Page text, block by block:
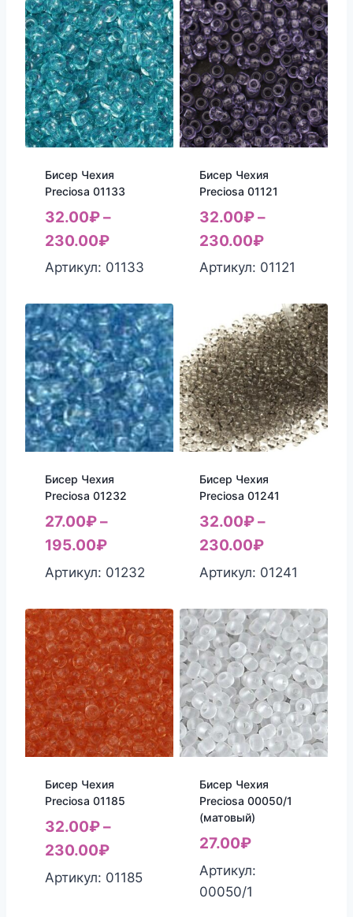
Бисер Чехия
Preciosa 01133
32.00₽–
230.00₽
Артикул: 01133
Бисер Чехия
Preciosa 01121
32.00₽–
230.00₽
Артикул: 01121
Бисер Чехия
Preciosa 01232
27.00₽–
195.00₽
Артикул: 01232
Бисер Чехия
Preciosa 01241
32.00₽–
230.00₽
Артикул: 01241
Бисер Чехия
Preciosa 01185
32.00₽–
230.00₽
Артикул: 01185
Бисер Чехия
Preciosa 00050/1
(матовый)
27.00₽
Артикул:
00050/1